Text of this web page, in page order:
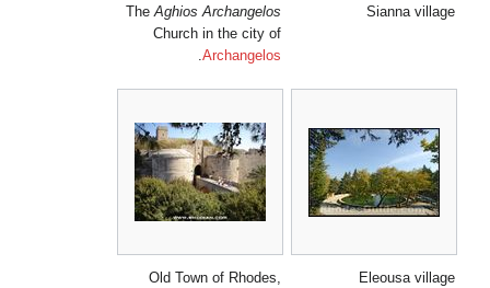
Sianna village
The Aghios Archangelos
Church in the city of
Archangelos
Eleousa village
Old Town of Rhodes,